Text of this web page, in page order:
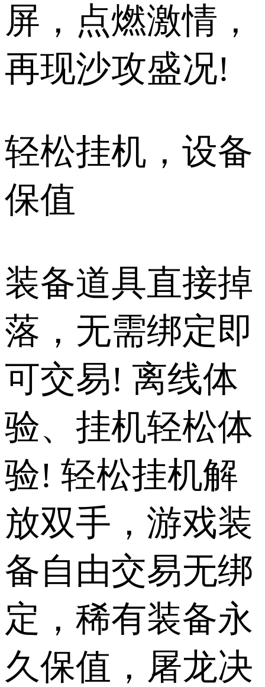
屏，点燃激情，
再现沙攻盛况!
轻松挂机，设备
保值
装备道具直接掉
落，无需绑定即
可交易! 离线体
验、挂机轻松体
验! 轻松挂机解
放双手，游戏装
备自由交易无绑
定，稀有装备永
久保值，屠龙决